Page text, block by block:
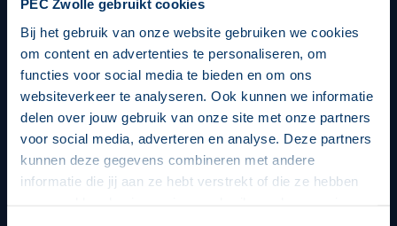
PEC Zwolle gebruikt cookies
Bij het gebruik van onze website gebruiken we cookies
om content en advertenties te personaliseren, om
functies voor social media te bieden en om ons
websiteverkeer te analyseren. Ook kunnen we informatie
delen over jouw gebruik van onze site met onze partners
voor social media, adverteren en analyse. Deze partners
kunnen deze gegevens combineren met andere
informatie die jij aan ze hebt verstrekt of die ze hebben